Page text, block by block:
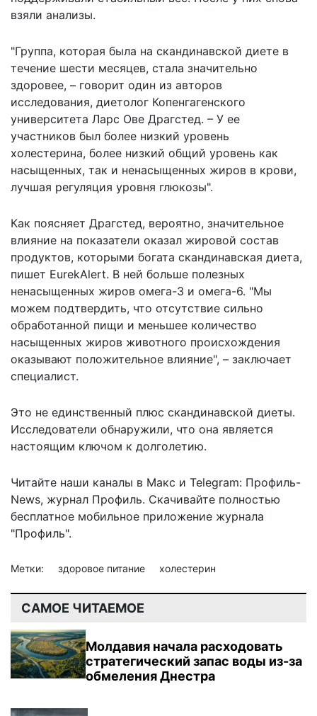
взяли анализы.
"Группа, которая была на скандинавской диете в
течение шести месяцев, стала значительно
здоровее, – говорит один из авторов
исследования, диетолог Копенгагенского
университета Ларс Ове Драгстед. – У ее
участников был более низкий уровень
холестерина, более низкий общий уровень как
насыщенных, так и ненасыщенных жиров в крови,
лучшая регуляция уровня глюкозы".
Как поясняет Драгстед, вероятно, значительное
влияние на показатели оказал жировой состав
продуктов, которыми богата скандинавская диета,
пишет EurekAlert. В ней больше полезных
ненасыщенных жиров омега-3 и омега-6. "Мы
можем подтвердить, что отсутствие сильно
обработанной пищи и меньшее количество
насыщенных жиров животного происхождения
оказывают положительное влияние", – заключает
специалист.
Это не единственный плюс скандинавской диеты.
Исследователи обнаружили, что она является
настоящим ключом к долголетию.
Читайте наши каналы в Макс и Telegram: Профиль-
News, журнал Профиль. Скачивайте полностью
бесплатное мобильное приложение журнала
"Профиль".
Метки: здоровое питание холестерин
САМОЕ ЧИТАЕМОЕ
Молдавия начала расходовать
стратегический запас воды из-за
обмеления Днестра